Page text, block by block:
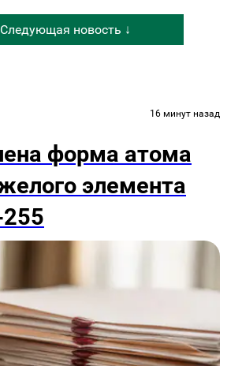
Следующая новость ↓
16 минут назад
форма атома
элемента